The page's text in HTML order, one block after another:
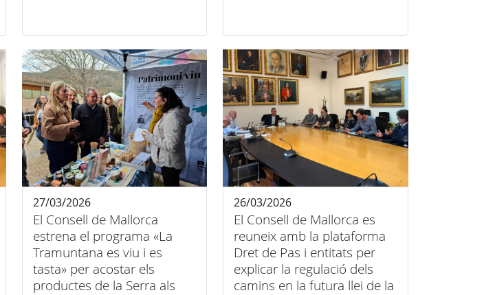
El Consell de Mallorca
estrena el programa «La
Tramuntana es viu i es
tasta» per acostar els
productes de la Serra als
27/03/2026
El Consell de Mallorca es
reuneix amb la plataforma
Dret de Pas i entitats per
explicar la regulació dels
camins en la futura llei de la
26/03/2026